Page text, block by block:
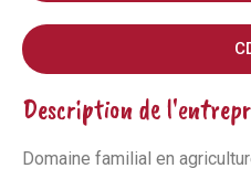
Description de
Domaine familial en